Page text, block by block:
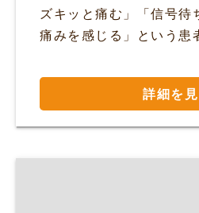
ズキッと痛む」「信号待
痛みを感じる」という
詳細を見